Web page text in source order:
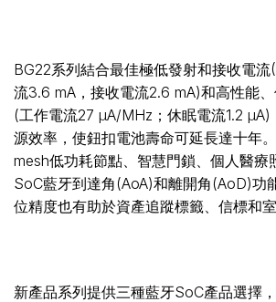
BG22系列結合最佳極低發射和接收電
流3.6 mA，接收電流2.6 mA)和高性能
(工作電流27 µA/MHz；休眠電流1.2
源效率，使鈕扣電池壽命可延長達十年
mesh低功耗節點、智慧門鎖、個人醫療
SoC藍牙到達角(AoA)和離開角(AoD)功
位精度也有助於資產追蹤標籤、信標和室
新產品系列提供三種藍牙SoC產品選擇